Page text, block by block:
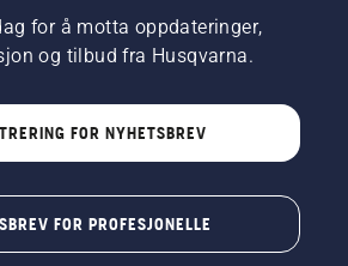
for å motta oppdateringer,
og tilbud fra Husqvarna.
FOR NYHETSBREV
FOR PROFESJONELLE